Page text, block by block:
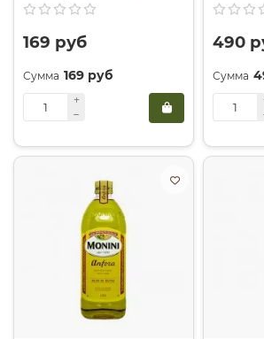
169 руб
169 руб
490